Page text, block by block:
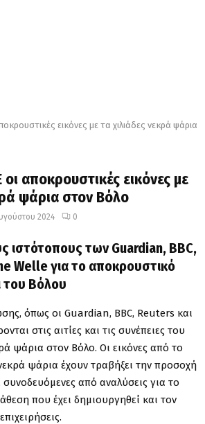
εικόνες με τα χιλιάδες νεκρά ψάρια
αποκρουστικές εικόνες με
ψάρια στον Βόλο
2024 0
ιστότοπους των Guardian, BBC,
Welle για το αποκρουστικό
του Βόλου
όπως οι Guardian, BBC, Reuters και
στις αιτίες και τις συνέπειες του
ψάρια στον Βόλο. Οι εικόνες από το
ψάρια έχουν τραβήξει την προσοχή
από αναλύσεις για το
που έχει δημιουργηθεί και τον